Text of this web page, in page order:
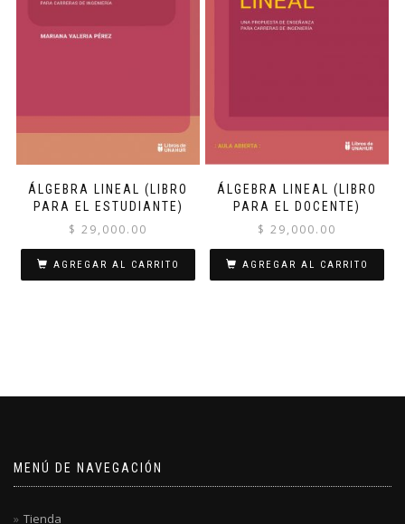
ÁLGEBRA LINEAL (LIBRO
PARA EL ESTUDIANTE)
$ 29,000.00
AGREGAR AL CARRITO
ÁLGEBRA LINEAL (LIBRO
PARA EL DOCENTE)
$ 29,000.00
AGREGAR AL CARRITO
MENÚ DE NAVEGACIÓN
Tienda